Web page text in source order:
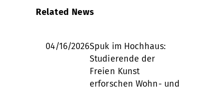
Related News
04/16/2026Spuk im Hochhaus:
Studierende der
Freien Kunst
erforschen Wohn- und